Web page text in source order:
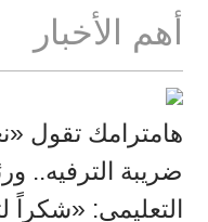
أهم الأخبار
هامترامك تقول
ضريبة الترفيه..
التعليمي: «شكراً